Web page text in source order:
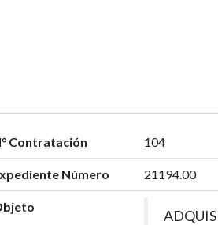
Contratación 104
Número 21194.00